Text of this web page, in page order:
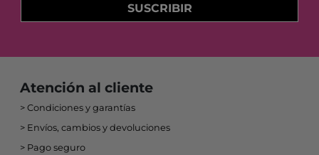
SUSCRIBIR
Atención al cliente
Condiciones y garantías
Envíos, cambios y devoluciones
Pago seguro